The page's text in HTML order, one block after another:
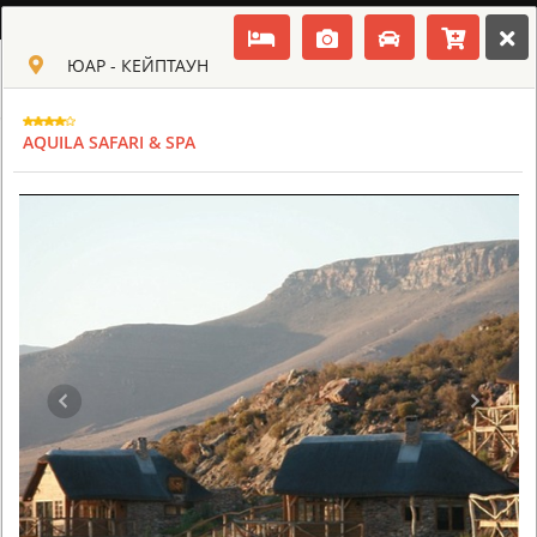
Toggle navigation
ЮАР - КЕЙПТАУН
AQUILA SAFARI & SPA
ЮАР - КЕЙПТАУН
AQUILA SAFARI & SPA